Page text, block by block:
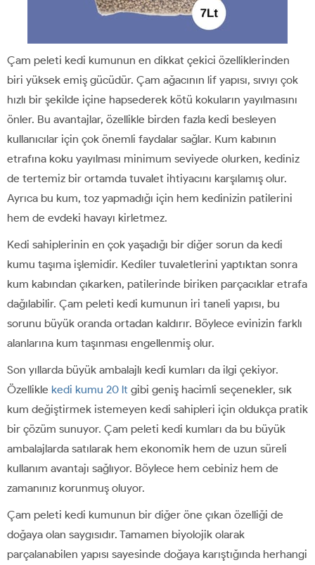
Çam peleti kedi kumunun en dikkat çekici özelliklerinden
biri yüksek emiş gücüdür. Çam ağacının lif yapısı, sıvıyı çok
hızlı bir şekilde içine hapsederek kötü kokuların yayılmasını
önler. Bu avantajlar, özellikle birden fazla kedi besleyen
kullanıcılar için çok önemli faydalar sağlar. Kum kabının
etrafına koku yayılması minimum seviyede olurken, kediniz
de tertemiz bir ortamda tuvalet ihtiyacını karşılamış olur.
Ayrıca bu kum, toz yapmadığı için hem kedinizin patilerini
hem de evdeki havayı kirletmez.
Kedi sahiplerinin en çok yaşadığı bir diğer sorun da kedi
kumu taşıma işlemidir. Kediler tuvaletlerini yaptıktan sonra
kum kabından çıkarken, patilerinde biriken parçacıklar etrafa
dağılabilir. Çam peleti kedi kumunun iri taneli yapısı, bu
sorunu büyük oranda ortadan kaldırır. Böylece evinizin farklı
alanlarına kum taşınması engellenmiş olur.
Son yıllarda büyük ambalajlı kedi kumları da ilgi çekiyor.
Özellikle kedi kumu 20 lt gibi geniş hacimli seçenekler, sık
kum değiştirmek istemeyen kedi sahipleri için oldukça pratik
bir çözüm sunuyor. Çam peleti kedi kumları da bu büyük
ambalajlarda satılarak hem ekonomik hem de uzun süreli
kullanım avantajı sağlıyor. Böylece hem cebiniz hem de
zamanınız korunmuş oluyor.
Çam peleti kedi kumunun bir diğer öne çıkan özelliği de
doğaya olan saygısıdır. Tamamen biyolojik olarak
parçalanabilen yapısı sayesinde doğaya karıştığında herhangi